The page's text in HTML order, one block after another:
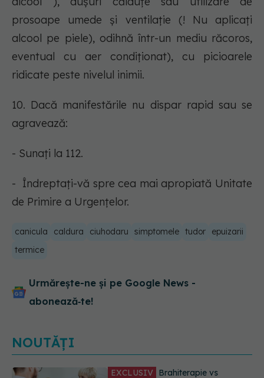
prosoape umede și ventilație (! Nu aplicați
alcool pe piele), odihnă într-un mediu răcoros,
eventual cu aer condiționat), cu picioarele
ridicate peste nivelul inimii.
10. Dacă manifestările nu dispar rapid sau se
agravează:
- Sunați la 112.
- Îndreptați-vă spre cea mai apropiată Unitate
de Primire a Urgențelor.
canicula caldura ciuhodaru simptomele tudor
epuizarii
termice
Urmărește-ne și pe Google News -
abonează‑te!
NOUTĂȚI